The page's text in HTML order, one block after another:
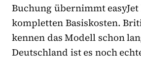
Buchung übernimmt
kompletten Basiskosten.
kennen das Modell schon
Deutschland ist es noch